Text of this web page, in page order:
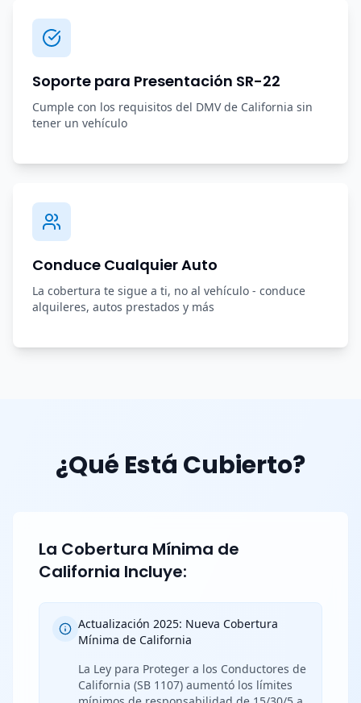
Soporte para Presentación SR-22
Cumple con los requisitos del DMV de California sin
tener un vehículo
Conduce Cualquier Auto
La cobertura te sigue a ti, no al vehículo - conduce
alquileres, autos prestados y más
¿Qué Está Cubierto?
La Cobertura Mínima de
California Incluye:
Actualización 2025: Nueva Cobertura
Mínima de California
La Ley para Proteger a los Conductores de
California (SB 1107) aumentó los límites